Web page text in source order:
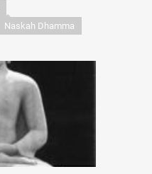
Naskah Dhamma